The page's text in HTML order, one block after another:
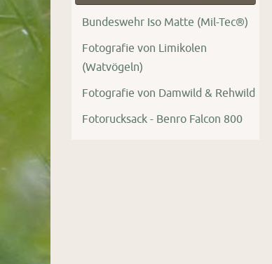
Bundeswehr Iso Matte (Mil-Tec®)
Fotografie von Limikolen
(Watvögeln)
Fotografie von Damwild & Rehwild
Fotorucksack - Benro Falcon 800